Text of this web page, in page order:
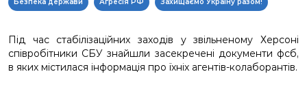
Під час стабілізаційних заходів у звільненому Херсоні
співробітники СБУ знайшли засекречені документи фсб,
в яких містилася інформація про їхніх агентів-колаборантів.